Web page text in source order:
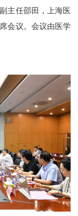
主任邵田，上海医
会议。会议由医学